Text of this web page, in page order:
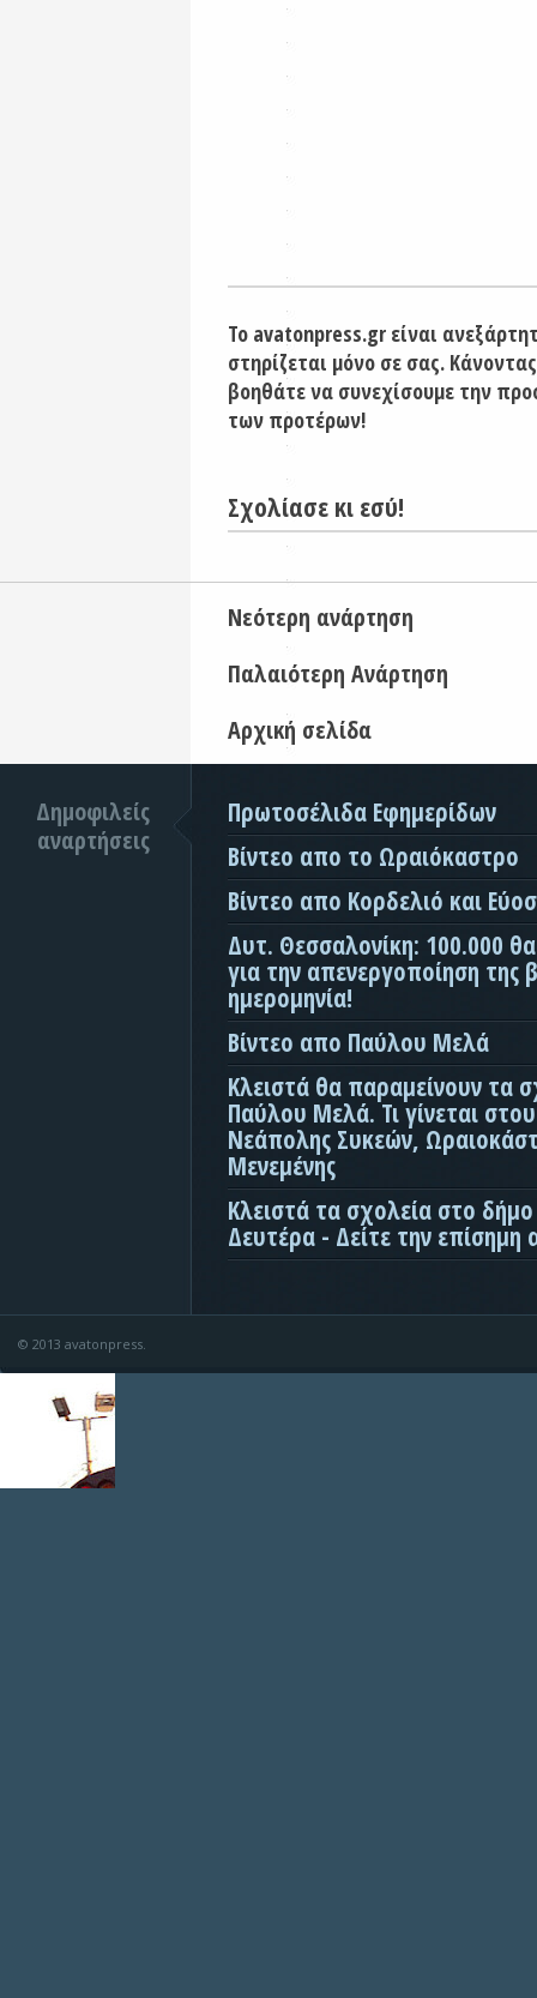
Το avatonpress.gr είναι
στηρίζεται μόνο σε σας.
βοηθάτε να συνεχίσουμε την
των προτέρων!
Σχολίασε κι εσύ!
Νεότερη ανάρτηση
Παλαιότερη Ανάρτηση
Αρχική σελίδα
Δημοφιλείς
αναρτήσεις
Πρωτοσέλιδα Εφημερίδων
Βίντεο απο το Ωραιόκαστρο
Βίντεο απο Κορδελιό και
Δυτ. Θεσσαλονίκη: 100.000
για την απενεργοποίηση της
ημερομηνία!
Βίντεο απο Παύλου Μελά
Κλειστά θα παραμείνουν τα
Παύλου Μελά. Τι γίνεται
Νεάπολης Συκεών,
Μενεμένης
Κλειστά τα σχολεία στο
Δευτέρα - Δείτε την επίσημη
© 2013 avatonpress.